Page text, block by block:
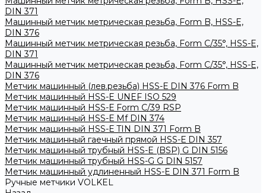
DIN 371
Машинный метчик метрическая резьба, Form B, HSS-E,
DIN 376
Машинный метчик метрическая резьба, Form С/35°, HSS-E,
DIN 371
Машинный метчик метрическая резьба, Form С/35°, HSS-E,
DIN 376
Метчик машинный (лев.резьба) HSS-Е DIN 376 Form B
Метчик машинный HSS-E UNEF ISO 529
Метчик машинный HSS-Е Form C/39 RSP
Метчик машинный HSS-Е Mf DIN 374
Метчик машинный HSS-Е TIN DIN 371 Form B
Метчик машинный гаечный прямой HSS-Е DIN 357
Метчик машинный трубный HSS-E (BSP) G DIN 5156
Метчик машинный трубный HSS-G G DIN 5157
Метчик машинный удлиненный HSS-Е DIN 371 Form B
Ручные метчики VOLKEL